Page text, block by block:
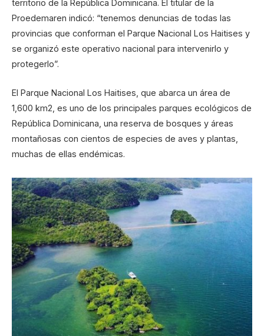
territorio de la República Dominicana. El titular de la
Proedemaren indicó: “tenemos denuncias de todas las
provincias que conforman el Parque Nacional Los Haitises y
se organizó este operativo nacional para intervenirlo y
protegerlo”.
El Parque Nacional Los Haitises, que abarca un área de
1,600 km2, es uno de los principales parques ecológicos de
República Dominicana, una reserva de bosques y áreas
montañosas con cientos de especies de aves y plantas,
muchas de ellas endémicas.